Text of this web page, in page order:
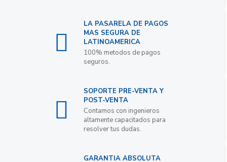
LA PASARELA DE PAGOS
MAS SEGURA DE
LATINOAMERICA
100% metodos de pagos
seguros.
SOPORTE PRE-VENTA Y
POST-VENTA
Contamos con ingenieros
altamente capacitados para
resolver tus dudas.
GARANTIA ABSOLUTA